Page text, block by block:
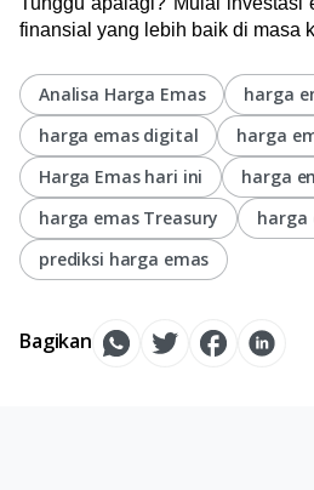
finansial yang lebih baik di masa
Analisa Harga Emas
harga
harga emas digital
harga
Harga Emas hari ini
harga
harga emas Treasury
harga
prediksi harga emas
Bagikan